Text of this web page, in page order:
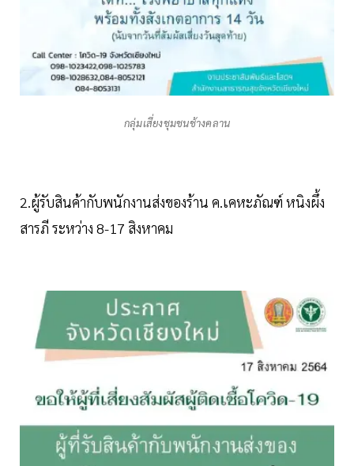
กลุ่มเสี่ยงชุมชนช้างคลาน
2.ผู้รับสินค้ากับพนักงานส่งของร้าน ค.เคหะภัณฑ์ หนิงผึ้ง
สารภี ระหว่าง 8-17 สิงหาคม